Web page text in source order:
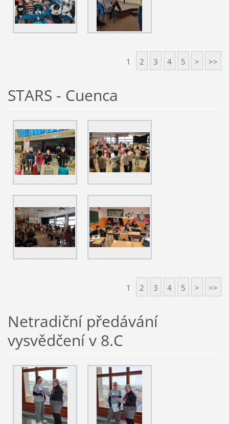
1 2 3 4 5 > >>
STARS - Cuenca
1 2 3 4 5 > >>
Netradiční předávání
vysvědčení v 8.C